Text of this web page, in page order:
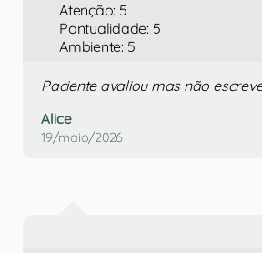
Atenção: 5
Pontualidade: 5
Ambiente: 5
Paciente avaliou mas não
Alice
19/maio/2026